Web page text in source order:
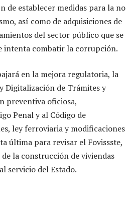
establecer medidas para la no
así como de adquisiciones de
del sector público que se
intenta combatir la corrupción.
en la mejora regulatoria, la
Digitalización de Trámites y
preventiva oficiosa,
Penal y al Código de
ley ferroviaria y modificaciones
última para revisar el Fovissste,
la construcción de viviendas
servicio del Estado.